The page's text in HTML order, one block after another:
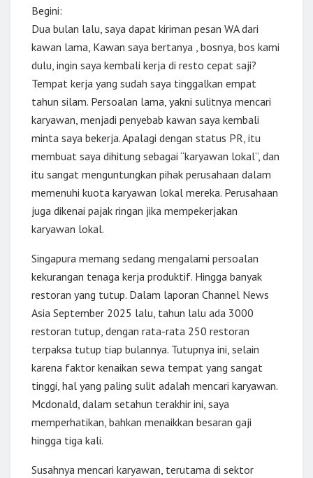
Begini:
Dua bulan lalu, saya dapat kiriman pesan WA dari
kawan lama, Kawan saya bertanya , bosnya, bos kami
dulu, ingin saya kembali kerja di resto cepat saji?
Tempat kerja yang sudah saya tinggalkan empat
tahun silam. Persoalan lama, yakni sulitnya mencari
karyawan, menjadi penyebab kawan saya kembali
minta saya bekerja. Apalagi dengan status PR, itu
membuat saya dihitung sebagai “karyawan lokal”, dan
itu sangat menguntungkan pihak perusahaan dalam
memenuhi kuota karyawan lokal mereka. Perusahaan
juga dikenai pajak ringan jika mempekerjakan
karyawan lokal.
Singapura memang sedang mengalami persoalan
kekurangan tenaga kerja produktif. Hingga banyak
restoran yang tutup. Dalam laporan Channel News
Asia September 2025 lalu, tahun lalu ada 3000
restoran tutup, dengan rata-rata 250 restoran
terpaksa tutup tiap bulannya. Tutupnya ini, selain
karena faktor kenaikan sewa tempat yang sangat
tinggi, hal yang paling sulit adalah mencari karyawan.
Mcdonald, dalam setahun terakhir ini, saya
memperhatikan, bahkan menaikkan besaran gaji
hingga tiga kali.
Susahnya mencari karyawan, terutama di sektor